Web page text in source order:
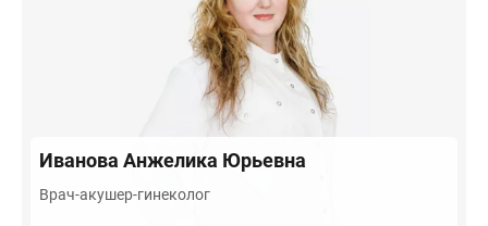
Иванова Анжелика Юрьевна
Врач-акушер-гинеколог